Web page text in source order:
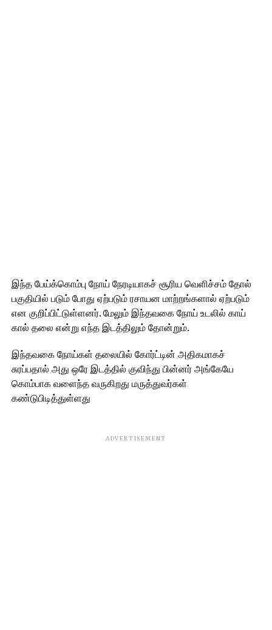
இந்த பேய்க்கொம்பு நோய் நேரடியாகச் சூரிய வெளிச்சம் தோல்
பகுதியில் படும் போது ஏற்படும் ரசாயன மாற்றங்களால் ஏற்படும்
என குறிப்பிட்டுள்ளனர். மேலும் இந்தவகை நோய் உடலில் காய்
கால் தலை என்று எந்த இடத்திலும் தோன்றும்.
இந்தவகை நோய்கள் தலையில் கோர்ட்டின் அதிகமாகச்
சுரப்பதால் அது ஒரே இடத்தில் குவிந்து பின்னர் அங்கேயே
கொம்பாக வளைந்த வருகிறது மருத்துவர்கள்
கண்டுபிடித்துள்ளது
ADVERTISEMENT